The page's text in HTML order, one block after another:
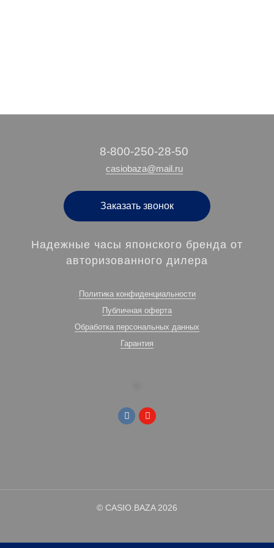
‭8-800-250-28-50
casiobaza@mail.ru
Заказать звонок
Надежные часы японского бренда от
авторизованного дилера
Политика конфиденциальности
Публичная оферта
Обработка персональных данных
Гарантия
© CASIO.BAZA 2026